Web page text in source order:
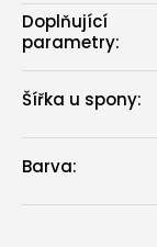
Doplňující
parametry:
Šířka u spony:
Barva: